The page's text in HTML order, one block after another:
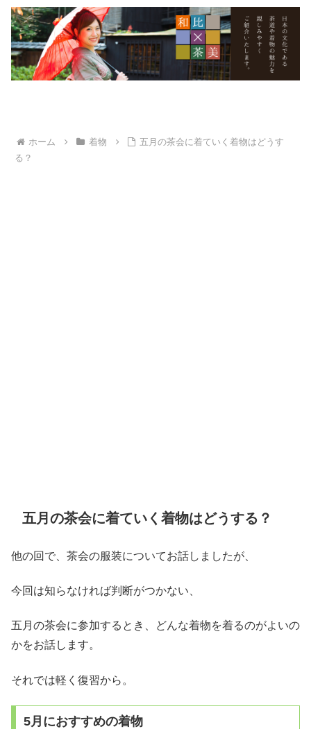
ホーム 着物
五月の茶会に着ていく着物はどうす
る？
五月の茶会に着ていく着物はどうする？
他の回で、茶会の服装についてお話しましたが、
今回は知らなければ判断がつかない、
五月の茶会に参加するとき、どんな着物を着るのがよいの
かをお話します。
それでは軽く復習から。
5月におすすめの着物